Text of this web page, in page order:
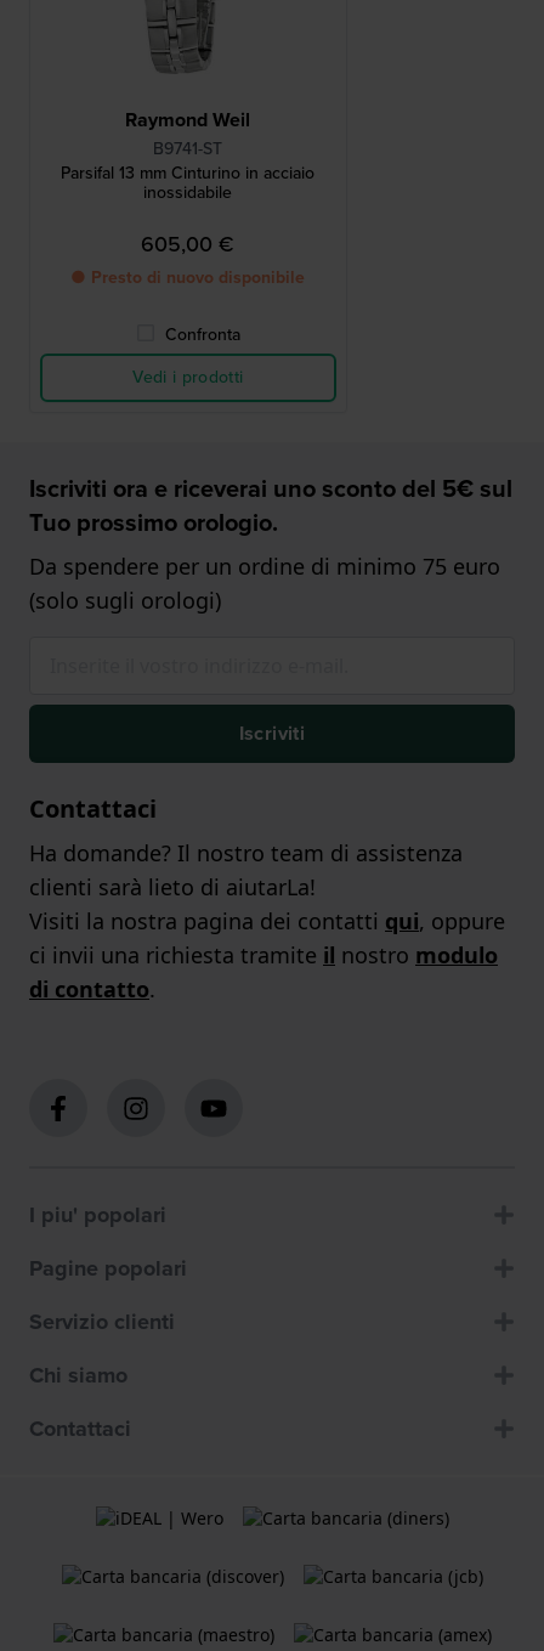
Raymond Weil
B9741-ST
Parsifal 13 mm Cinturino in acciaio
inossidabile
605,00 €
● Presto di nuovo disponibile
Confronta
Vedi i prodotti
Iscriviti ora e riceverai uno sconto del 5€ sul
Tuo prossimo orologio.
Da spendere per un ordine di minimo 75 euro
(solo sugli orologi)
Iscriviti
Contattaci
Ha domande? Il nostro team di assistenza
clienti sarà lieto di aiutarLa!
Visiti la nostra pagina dei contatti qui, oppure
ci invii una richiesta tramite il nostro modulo
di contatto.
I piu' popolari
Pagine popolari
Servizio clienti
Chi siamo
Contattaci